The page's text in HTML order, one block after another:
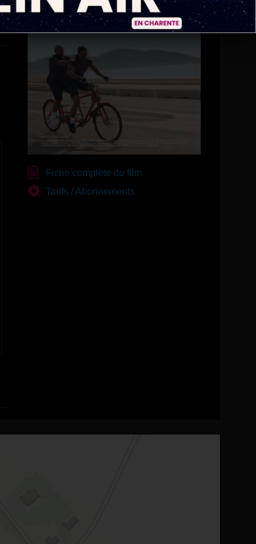
Fiche complète du film
Tarifs / Abonnements